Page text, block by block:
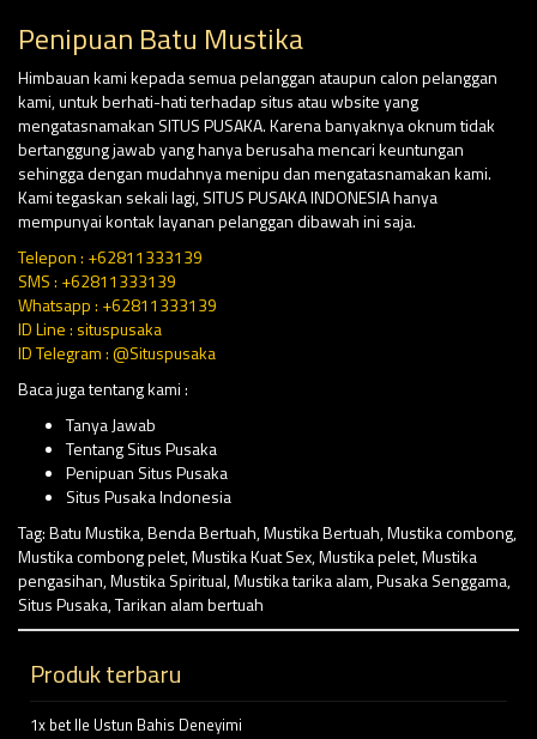
Penipuan Batu Mustika
Himbauan kami kepada semua pelanggan ataupun calon pelanggan
kami, untuk berhati-hati terhadap situs atau wbsite yang
mengatasnamakan SITUS PUSAKA. Karena banyaknya oknum tidak
bertanggung jawab yang hanya berusaha mencari keuntungan
sehingga dengan mudahnya menipu dan mengatasnamakan kami.
Kami tegaskan sekali lagi, SITUS PUSAKA INDONESIA hanya
mempunyai kontak layanan pelanggan dibawah ini saja.
Telepon : +62811333139
SMS : +62811333139
Whatsapp : +62811333139
ID Line : situspusaka
ID Telegram : @Situspusaka
Baca juga tentang kami :
Tanya Jawab
Tentang Situs Pusaka
Penipuan Situs Pusaka
Situs Pusaka Indonesia
Tag:Batu Mustika,Benda Bertuah,Mustika Bertuah,Mustika combong,
Mustika combong pelet,Mustika Kuat Sex,Mustika pelet,Mustika
pengasihan,Mustika Spiritual,Mustika tarika alam,Pusaka Senggama,
Situs Pusaka,Tarikan alam bertuah
Produk terbaru
1x bet Ile Ustun Bahis Deneyimi